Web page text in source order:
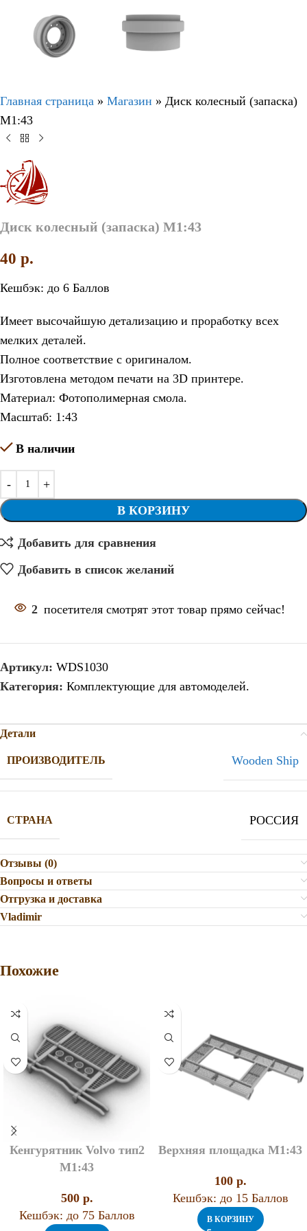
Главная страница » Магазин » Диск колесный (запаска)
М1:43
Диск колесный (запаска) М1:43
40 p.
Кешбэк: до 6 Баллов
Имеет высочайшую детализацию и проработку всех
мелких деталей.
Полное соответствие с оригиналом.
Изготовлена методом печати на 3D принтере.
Материал: Фотополимерная смола.
Масштаб: 1:43
В наличии
В КОРЗИНУ
Добавить для сравнения
Добавить в список желаний
2 посетителя смотрят этот товар прямо сейчас!
Артикул: WDS1030
Категория: Комплектующие для автомоделей.
Детали
ПРОИЗВОДИТЕЛЬ Wooden Ship
СТРАНА РОССИЯ
Отзывы (0)
Вопросы и ответы
Отгрузка и доставка
Vladimir
Похожие
Кенгурятник Volvo тип2
М1:43
500 p.
Кешбэк: до 75 Баллов
Верхняя площадка М1:43
100 p.
Кешбэк: до 15 Баллов
В КОРЗИНУ